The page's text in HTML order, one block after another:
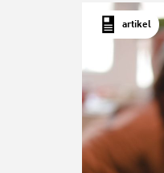
artikel